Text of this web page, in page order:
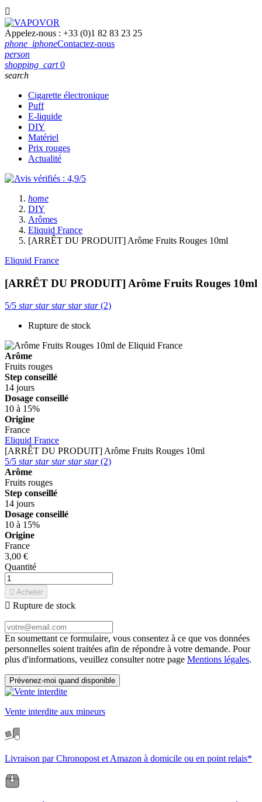

Appelez-nous : +33 (0)1 82 83 23 25
phone_iphoneContactez-nous
person
shopping_cart 0
search
Cigarette électronique
Puff
E-liquide
DIY
Matériel
Prix rouges
Actualité
home
DIY
Arômes
Eliquid France
[ARRÊT DU PRODUIT] Arôme Fruits Rouges 10ml
Eliquid France
[ARRÊT DU PRODUIT] Arôme Fruits Rouges 10ml
5/5 starstarstarstarstar(2)
Rupture de stock
Arôme
Fruits rouges
Step conseillé
14 jours
Dosage conseillé
10 à 15%
Origine
France
Eliquid France
[ARRÊT DU PRODUIT] Arôme Fruits Rouges 10ml
5/5 starstarstarstarstar(2)
Arôme
Fruits rouges
Step conseillé
14 jours
Dosage conseillé
10 à 15%
Origine
France
3,00 €
Quantité
 Acheter
 Rupture de stock
En soumettant ce formulaire, vous consentez à ce que vos données
personnelles soient traitées afin de répondre à votre demande. Pour
plus d'informations, veuillez consulter notre page Mentions légales.
Prévenez-moi quand disponible
Vente interdite aux mineurs
Livraison par Chronopost et Amazon à domicile ou en point relais*